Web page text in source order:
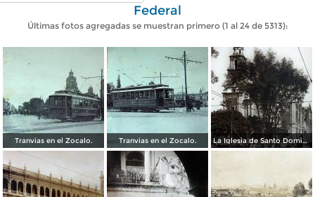
Federal
Últimas fotos agregadas se muestran primero (1 al 24 de 5313):
Tranvias en el Zocalo. Tranvias en el Zocalo. La Iglesia de Santo Domingo.